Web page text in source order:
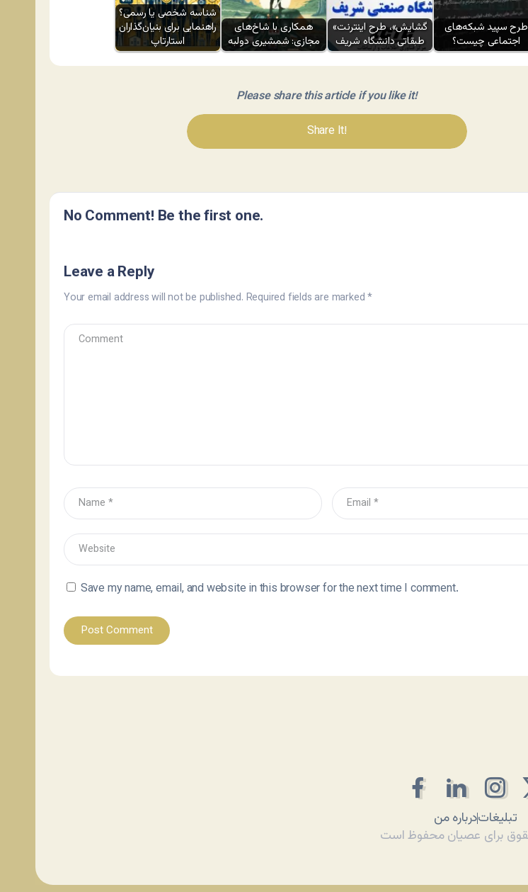
شناسه شخصی یا رسمی؟
راهنمایی برای بنیان‌گذاران
استارتاپ
همکاری با شاخ‌های
مجازی: شمشیری دولبه
«گشایش»، طرح اینترنت
طبقاتی دانشگاه شریف
طرح سپید شبکه‌های
اجتماعی چیست؟
Please share this article if you like it!
Share It!
No Comment! Be the first one.
Leave a Reply
Your email address will not be published. Required fields are marked*
Save my name, email, and website in this browser for the next time I comment.
درباره منتبلیغات